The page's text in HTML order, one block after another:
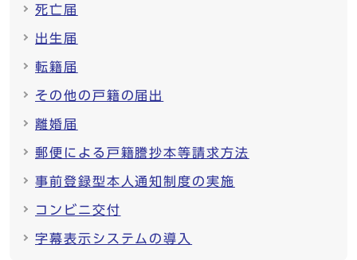
死亡届
出生届
転籍届
その他の戸籍の届出
離婚届
郵便による戸籍謄抄本等請求方法
事前登録型本人通知制度の実施
コンビニ交付
字幕表示システムの導入